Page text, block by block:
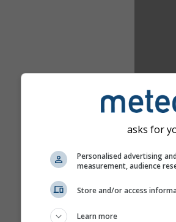
asks for
Personalised advertising
measurement, audience
Store and/or access
Learn more